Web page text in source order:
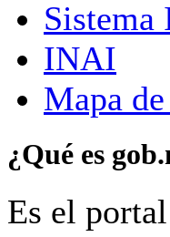
Sistema
INAI
Mapa
¿Qué es
Es el